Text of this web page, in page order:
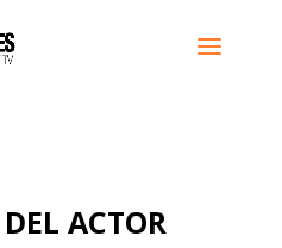
ACTOR